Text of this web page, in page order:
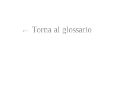
← Torna al glossario